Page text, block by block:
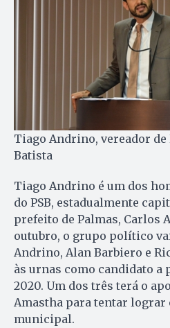
Tiago Andrino, vereador
Batista
Tiago Andrino é um dos
do PSB, estadualmente
prefeito de Palmas, Carlos
outubro, o grupo político
Andrino, Alan Barbiero e
às urnas como candidato a
2020. Um dos três terá o
Amastha para tentar
municipal.